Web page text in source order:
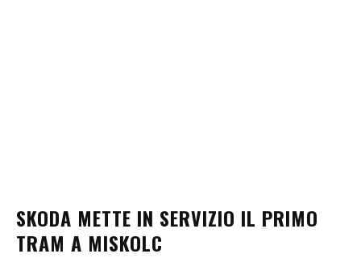
SKODA METTE IN SERVIZIO IL PRIMO
TRAM A MISKOLC